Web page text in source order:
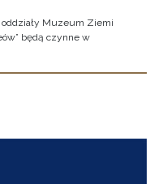
oddziały Muzeum Ziemi
będą czynne w